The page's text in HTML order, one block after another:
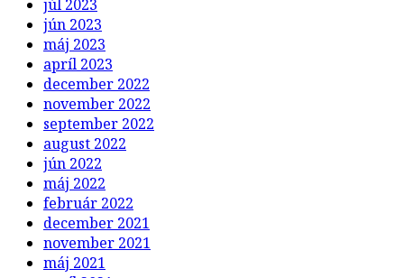
júl 2023
jún 2023
máj 2023
apríl 2023
december 2022
november 2022
september 2022
august 2022
jún 2022
máj 2022
február 2022
december 2021
november 2021
máj 2021